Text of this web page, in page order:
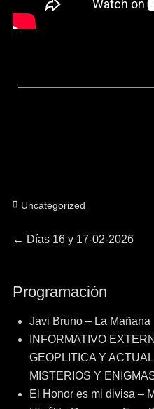
Categorías
Uncategorized
Navegación
entradas
← Entrada
Días 16 y 17-02-2026
Programación
Javi Bruno – La Mañana
INFORMATIVO
GEOPLITICA Y
MISTERIOS Y
El Honor es mi divisa –